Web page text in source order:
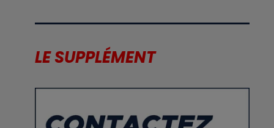
LE SUPPLÉMENT